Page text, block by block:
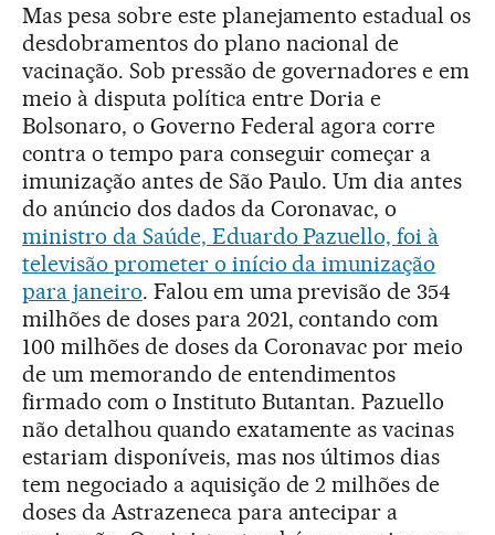
Mas pesa sobre este planejamento estadual os
desdobramentos do plano nacional de
vacinação. Sob pressão de governadores e em
meio à disputa política entre Doria e
Bolsonaro, o Governo Federal agora corre
contra o tempo para conseguir começar a
imunização antes de São Paulo. Um dia antes
do anúncio dos dados da Coronavac, o
ministro da Saúde, Eduardo Pazuello, foi à
televisão prometer o início da imunização
para janeiro. Falou em uma previsão de 354
milhões de doses para 2021, contando com
100 milhões de doses da Coronavac por meio
de um memorando de entendimentos
firmado com o Instituto Butantan. Pazuello
não detalhou quando exatamente as vacinas
estariam disponíveis, mas nos últimos dias
tem negociado a aquisição de 2 milhões de
doses da Astrazeneca para antecipar a